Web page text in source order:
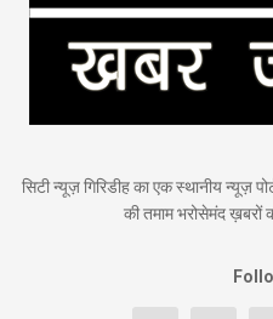
सिटी न्यूज़ गिरिडीह का एक स्थानीय न्यूज़
की तमाम भरोसेमंद ख़बरों